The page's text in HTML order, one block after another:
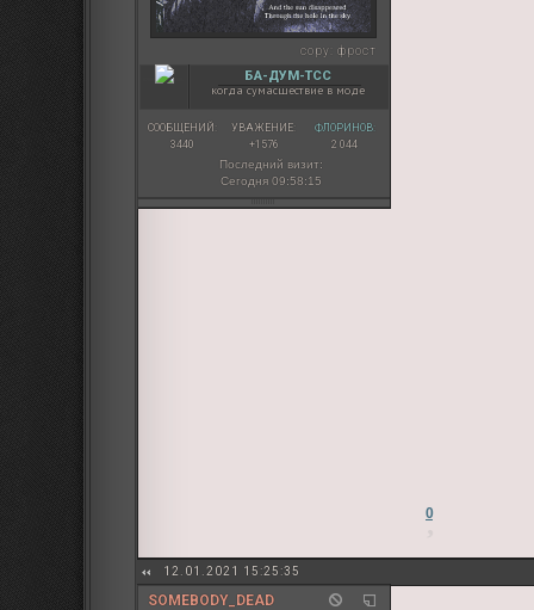
copy: фрост
БА-ДУМ-ТСС
когда сумасшествие в моде
СООБЩЕНИЙ:
3440
УВАЖЕНИЕ:
+1576
ФЛОРИНОВ:
2 044
Последний визит:
Сегодня 09:58:15
0
12.01.2021 15:25:35
SOMEBODY_DEAD